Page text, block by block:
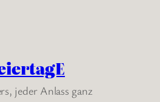
jeder Anlass ganz